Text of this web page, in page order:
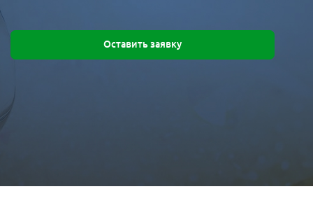
Оставить заявку